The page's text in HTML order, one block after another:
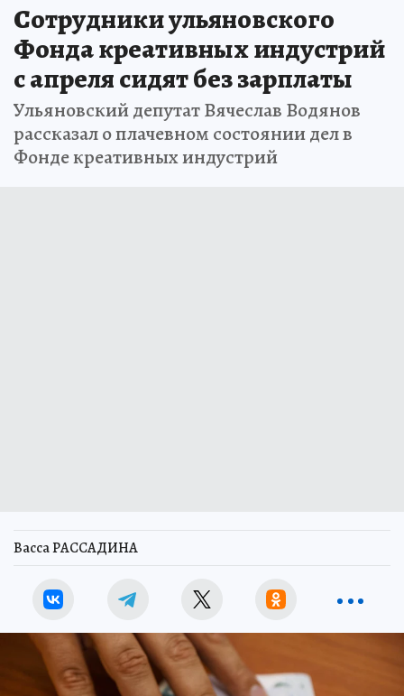
Сотрудники ульяновского
Фонда креативных индустрий
с апреля сидят без зарплаты
Ульяновский депутат Вячеслав Водянов
рассказал о плачевном состоянии дел в
Фонде креативных индустрий
Васса РАССАДИНА